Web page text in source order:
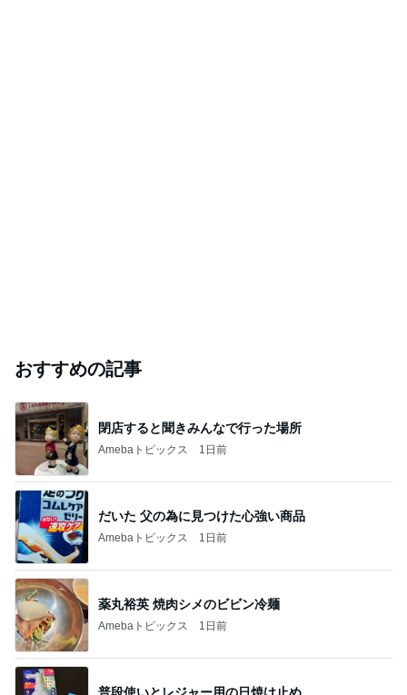
おすすめの記事
閉店すると聞きみんなで行った場所
Amebaトピックス 1日前
だいた 父の為に見つけた心強い商品
Amebaトピックス 1日前
薬丸裕英 焼肉シメのビビン冷麺
Amebaトピックス 1日前
普段使いとレジャー用の日焼け止め